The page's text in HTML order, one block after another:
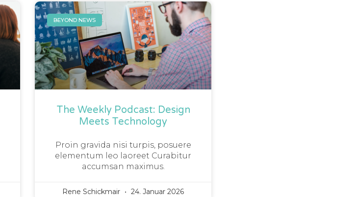
BEYOND NEWS
The Weekly Podcast: Design
Meets Technology
Proin gravida nisi turpis, posuere
elementum leo laoreet Curabitur
accumsan maximus.
Rene Schickmair 24. Januar 2026